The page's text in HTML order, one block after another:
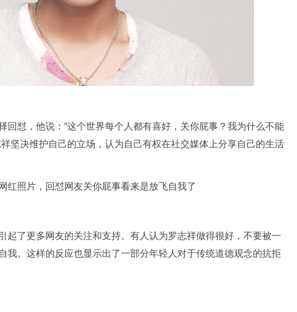
回怼，他说：“这个世界每个人都有喜好，关你屁事？我为什么不能
坚决维护自己的立场，认为自己有权在社交媒体上分享自己的生活
起了更多网友的关注和支持。有人认为罗志祥做得很好，不要被一
我。这样的反应也显示出了一部分年轻人对于传统道德观念的抗拒